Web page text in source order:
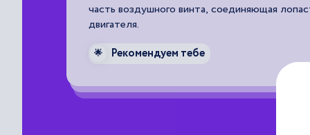
часть воздушного винта, соединяющая
двигателя.
🌟 Рекомендуем тебе